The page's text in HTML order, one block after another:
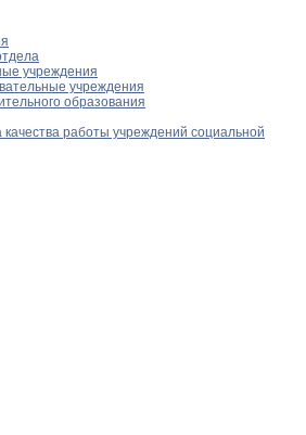
учреждения
учреждения
образования
работы учреждений социальной